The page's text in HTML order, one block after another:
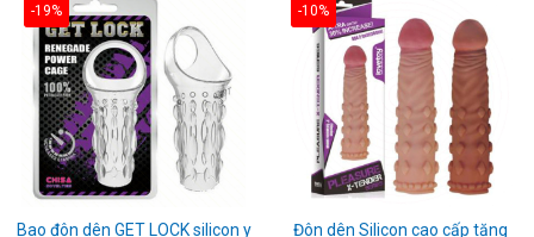
-19%
Bao đôn dên GET LOCK silicon y
-10%
Đôn dên Silicon cao cấp tăng